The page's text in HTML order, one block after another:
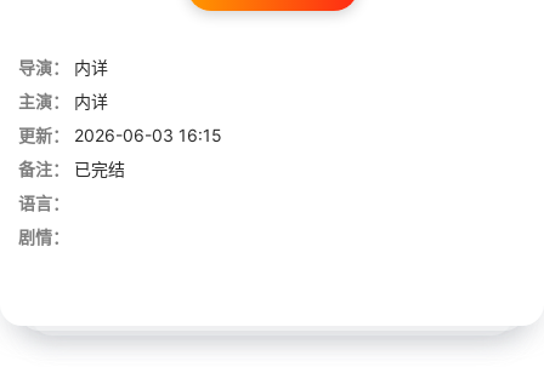
导演：
内详
主演：
内详
更新：
2026-06-03 16:15
备注：
已完结
语言：
剧情：